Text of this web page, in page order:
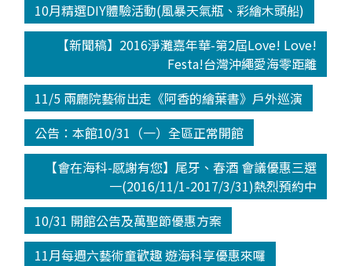
10月精選DIY體驗活動(風暴天氣瓶、彩繪木頭船)
【新聞稿】2016淨灘嘉年華-第2屆Love! Love!
Festa!台灣沖繩愛海零距離
11/5 兩廳院藝術出走《阿香的繪葉書》戶外巡演
公告：本館10/31（一）全區正常開館
【會在海科-感謝有您】尾牙、春酒 會議優惠三選
一(2016/11/1-2017/3/31)熱烈預約中
10/31 開館公告及萬聖節優惠方案
11月每週六藝術童歡趣 遊海科享優惠來囉